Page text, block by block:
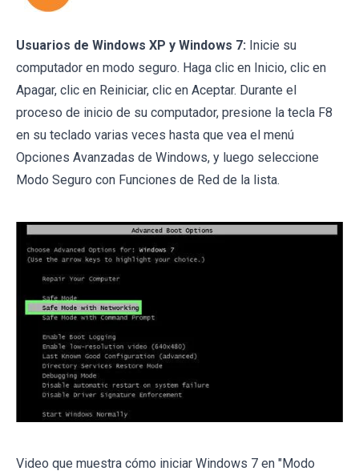
Usuarios de Windows XP y Windows 7: Inicie su
computador en modo seguro. Haga clic en Inicio, clic en
Apagar, clic en Reiniciar, clic en Aceptar. Durante el
proceso de inicio de su computador, presione la tecla F8
en su teclado varias veces hasta que vea el menú
Opciones Avanzadas de Windows, y luego seleccione
Modo Seguro con Funciones de Red de la lista.
Video que muestra cómo iniciar Windows 7 en "Modo